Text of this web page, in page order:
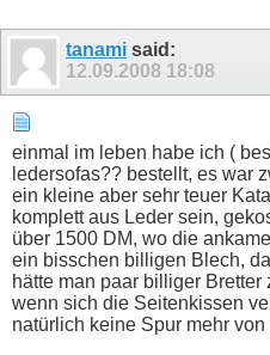
tanami said:
12.09.2008 18:08
einmal im leben habe ich (
ledersofas?? bestellt, es war
ein kleine aber sehr teuer
komplett aus Leder sein,
über 1500 DM, wo die
ein bisschen billigen Blech,
hätte man paar billiger
wenn sich die Seitenkissen
natürlich keine Spur mehr